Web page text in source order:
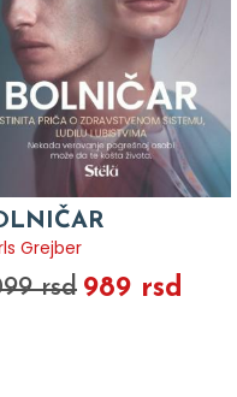
Grejber
rsd 989 rsd